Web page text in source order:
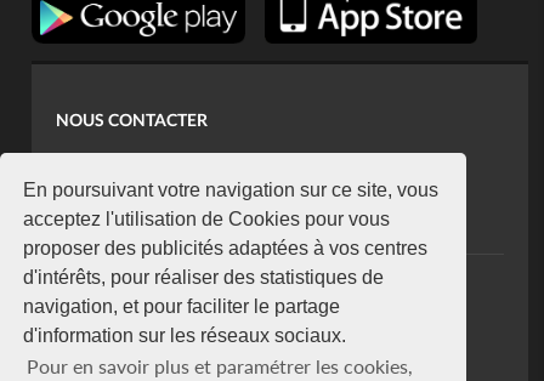
En poursuivant votre navigation sur ce site, vous
acceptez l'utilisation de Cookies pour vous
proposer des publicités adaptées à vos centres
d'intérêts, pour réaliser des statistiques de
navigation, et pour faciliter le partage
d'information sur les réseaux sociaux.
Pour en savoir plus et paramétrer les cookies,
NOUS CONTACTER
koaci@yahoo.fr
+225 07 08 85 52 93
NEWSLETTER
Restez connecté via notre newsletter
S'abonner